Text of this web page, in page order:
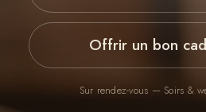
Offrir un bon
Sur rendez-vous — Soirs &